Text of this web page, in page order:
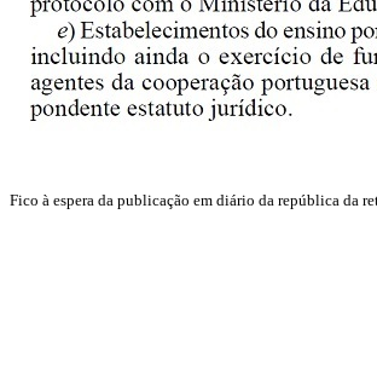
Fico à espera da publicação em diário da república da